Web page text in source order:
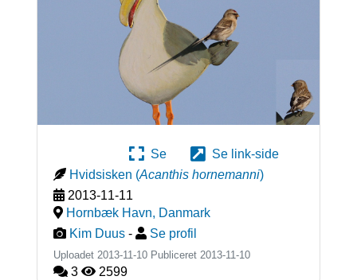
Se
Se link-side
Hvidsisken (Acanthis hornemanni)
2013-11-11
Hornbæk Havn, Danmark
Kim Duus - Se profil
Uploadet 2013-11-10 Publiceret 2013-11-10
3 2599